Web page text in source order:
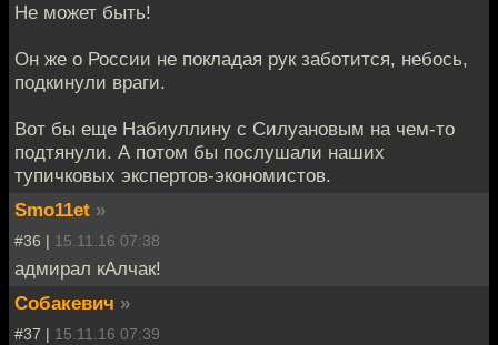
Не может быть!
Он же о России не покладая рук заботится, небось,
подкинули враги.
Вот бы еще Набиуллину с Силуановым на чем-то
подтянули. А потом бы послушали наших
тупичковых экспертов-экономистов.
Smo11et »
#36 | 15.11.16 07:38
адмирал кАлчак!
Собакевич »
#37 | 15.11.16 07:39